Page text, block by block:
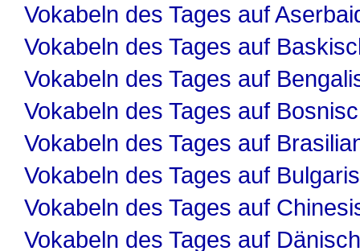
Vokabeln des Tages auf
Vokabeln des Tages auf
Vokabeln des Tages auf
Vokabeln des Tages auf
Vokabeln des Tages auf
Vokabeln des Tages auf
Vokabeln des Tages auf
Vokabeln des Tages auf Dänisch